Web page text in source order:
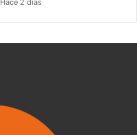
Hace 2 días